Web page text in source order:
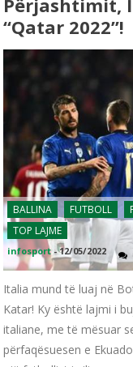
“Qatar 2022”!
BALLINA FUTBOLL
TOP LAJME
infosport -12/05/2022
Italia mund të luaj në
Katar! Ky është lajmi i
italiane, me të mësuar
përfaqësuesen e